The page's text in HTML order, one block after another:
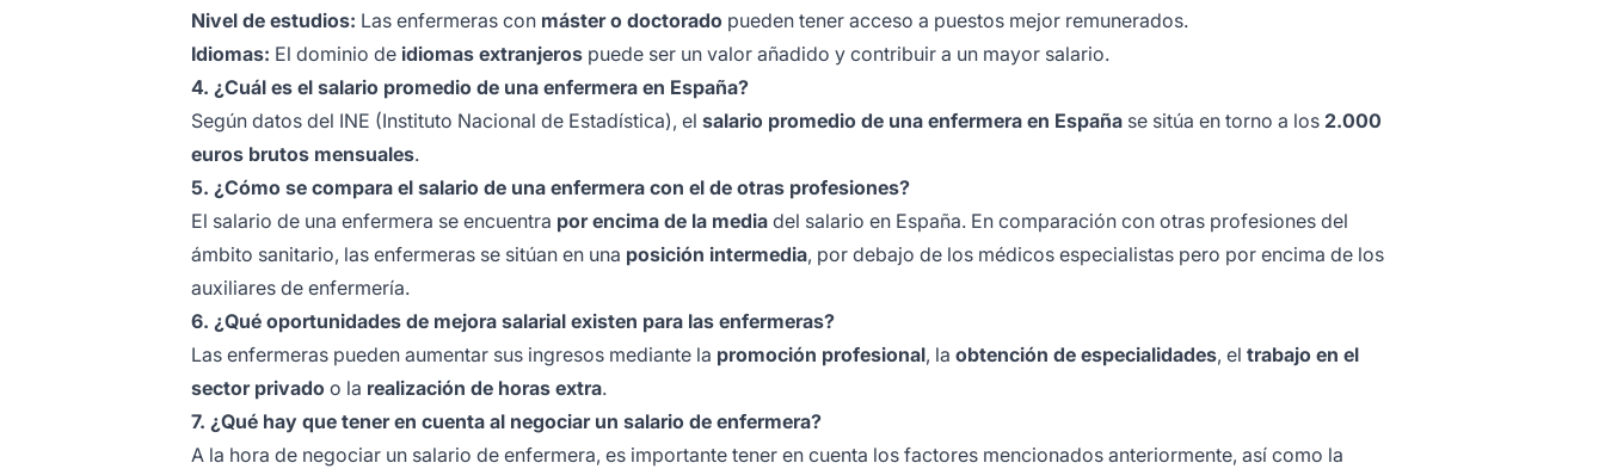
Nivel de estudios: Las enfermeras con máster o doctorado pueden tener acceso a puestos mejor remunerados.
Idiomas: El dominio de idiomas extranjeros puede ser un valor añadido y contribuir a un mayor salario.
4. ¿Cuál es el salario promedio de una enfermera en España?
Según datos del INE (Instituto Nacional de Estadística), el salario promedio de una enfermera en España se sitúa en torno a los 2.000
euros brutos mensuales.
5. ¿Cómo se compara el salario de una enfermera con el de otras profesiones?
El salario de una enfermera se encuentra por encima de la media del salario en España. En comparación con otras profesiones del
ámbito sanitario, las enfermeras se sitúan en una posición intermedia, por debajo de los médicos especialistas pero por encima de los
auxiliares de enfermería.
6. ¿Qué oportunidades de mejora salarial existen para las enfermeras?
Las enfermeras pueden aumentar sus ingresos mediante la promoción profesional, la obtención de especialidades, el trabajo en el
sector privado o la realización de horas extra.
7. ¿Qué hay que tener en cuenta al negociar un salario de enfermera?
A la hora de negociar un salario de enfermera, es importante tener en cuenta los factores mencionados anteriormente, así como la